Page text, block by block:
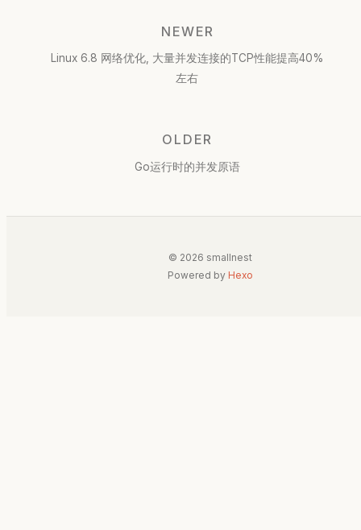
NEWER
Linux 6.8 网络优化, 大量并发连接的TCP性能提高40%
左右
OLDER
Go运行时的并发原语
© 2026 smallnest
Powered by Hexo